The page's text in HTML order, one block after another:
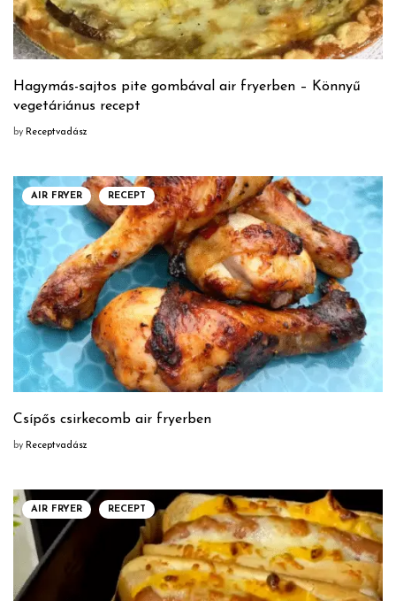
Hagymás-sajtos pite gombával air fryerben – Könnyű
vegetáriánus recept
by Receptvadász
AIR FRYER RECEPT
Csípős csirkecomb air fryerben
by Receptvadász
AIR FRYER RECEPT